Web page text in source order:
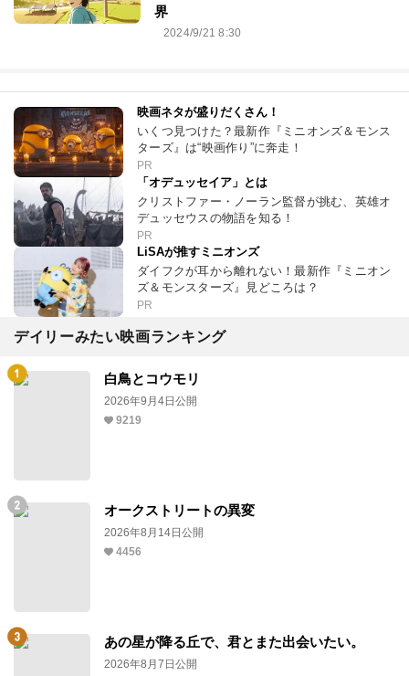
界
2024/9/21 8:30
映画ネタが盛りだくさん！
いくつ見つけた？最新作『ミニオンズ＆モンス
ターズ』は“映画作り”に奔走！
PR
「オデュッセイア」とは
クリストファー・ノーラン監督が挑む、英雄オ
デュッセウスの物語を知る！
PR
LiSAが推すミニオンズ
ダイフクが耳から離れない！最新作『ミニオン
ズ＆モンスターズ』見どころは？
PR
デイリーみたい映画ランキング
白鳥とコウモリ
2026年9月4日公開
9219
オークストリートの異変
2026年8月14日公開
4456
あの星が降る丘で、君とまた出会いたい。
2026年8月7日公開